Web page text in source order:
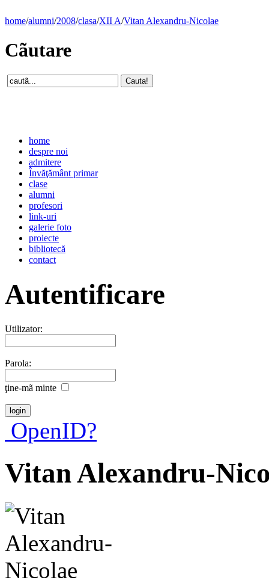
home/alumni/2008/clasa/XII A/Vitan Alexandru-Nicolae
Cãutare
home
despre noi
admitere
Învăţământ primar
clase
alumni
profesori
link-uri
galerie foto
proiecte
bibliotecă
contact
Autentificare
Utilizator:
Parola:
ţine-mã minte
OpenID?
Vitan Alexandru-